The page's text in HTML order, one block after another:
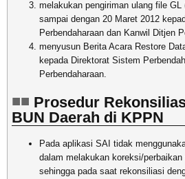
melakukan pengiriman ulang file
sampai dengan 20 Maret 2012
Perbendaharaan dan Kanwil Ditjen
menyusun Berita Acara Restore
kepada Direktorat Sistem
Perbendaharaan.
Prosedur
BUN Daerah di KPPN
Pada aplikasi SAI tidak
dalam melakukan koreksi/
sehingga pada saat rekonsiliasi